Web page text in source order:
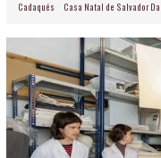
Cadaqués Casa Natal de Salvador